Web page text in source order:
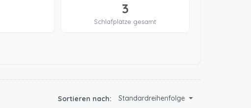
3
Schlafplätze gesamt
Sortieren nach: Standardreihenfolge